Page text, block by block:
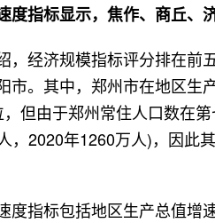
度指标显示，焦作、商丘、
，经济规模指标评分排在前
市。其中，郑州市在地区生
但由于郑州常住人口数在
，2020年1260万人)，因此
度指标包括地区生产总值增